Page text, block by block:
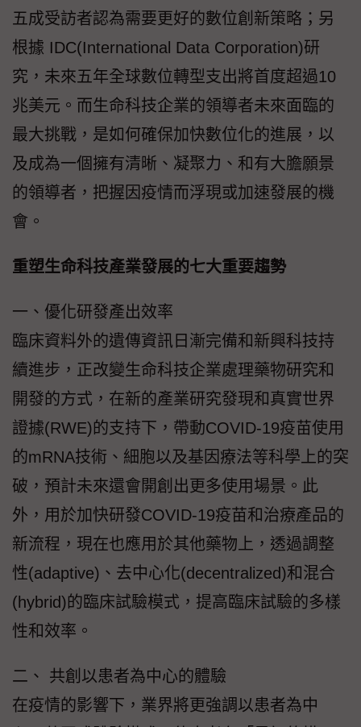
五成受訪者認為需要更好的數位創新策略；另
根據 IDC(International Data Corporation)研
究，未來五年全球數位轉型支出將首度超過10
兆美元。而生命科技企業的領導者未來面臨的
最大挑戰，是如何確保加快數位化的進展，以
及成為一個擁有清晰、凝聚力、和有大膽願景
的領導者，把握因疫情而浮現或加速發展的機
會。
重塑生命科技產業發展的七大重要趨勢
一、優化研發產出效率
臨床資料外的遺傳資訊日漸完備和新興科技持
續進步，正改變生命科技企業處理藥物研究和
開發的方式，在新的產業研究發現和真實世界
證據(RWE)的支持下，帶動COVID-19疫苗使用
的mRNA技術、細胞以及基因療法等科學上的突
破，預計未來還會開創出更多使用場景。此
外，用於加快研發COVID-19疫苗和治療產品的
新流程，現在也應用於其他藥物上，透過調整
性(adaptive)、去中心化(decentralized)和混合
(hybrid)的臨床試驗模式，提高臨床試驗的多樣
性和效率。
二、 共創以患者為中心的體驗
在疫情的影響下，業界將更強調以患者為中